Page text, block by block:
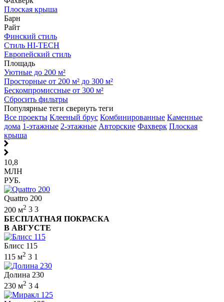
Плоская крыша
Барн
Райт
Финский стиль
Стиль HI-TECH
Европейский стиль
Площадь
Уютные до 200 м²
Просторные от 200 м² до 300 м²
Бескомпромиссные от 300 м²
Сбросить фильтры
Популярные теги свернуть теги
Все проекты Клееный брус Комбинированные Каменные
дома 1-этажные 2-этажные Авторские Фахверк Плоская
крыша
10,8
МЛН
РУБ.
Quattro 200
200 м2 3 3
БЕСПЛАТНАЯ ПОКРАСКА
В АВГУСТЕ
Блисс 115
115 м2 3 1
Долина 230
230 м2 3 4